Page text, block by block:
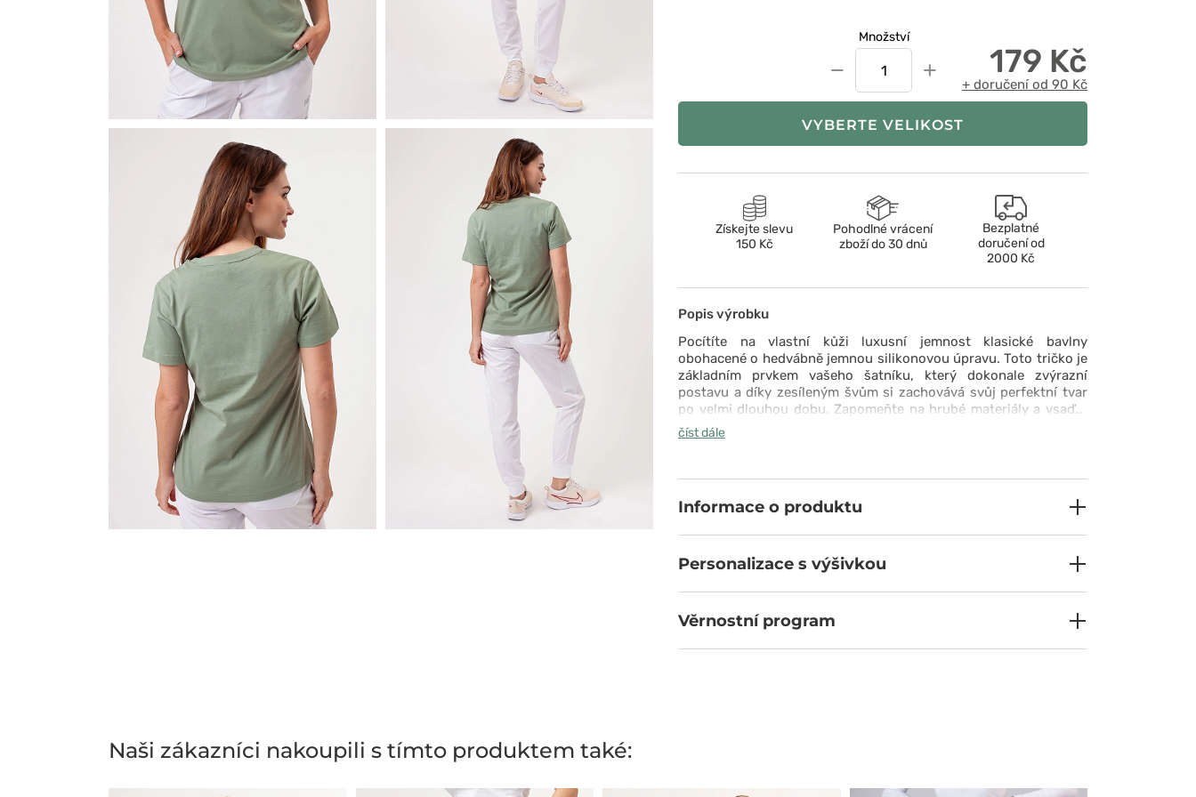
Množství
− + 179 Kč
+ doručení od 90 Kč
VYBERTE VELIKOST
Získejte slevu
150 Kč
Pohodlné vrácení
zboží do 30 dnů
Bezplatné
doručení od
2000 Kč
Popis výrobku
Pocítíte na vlastní kůži luxusní jemnost klasické bavlny
obohacené o hedvábně jemnou silikonovou úpravu. Toto tričko je
základním prvkem vašeho šatníku, který dokonale zvýrazní
postavu a díky zesíleným švům si zachovává svůj perfektní tvar
po velmi dlouhou dobu. Zapomeňte na hrubé materiály a vsaďte
na komfort, který vám dodá sebevědomí v každé situaci. Kvalitu
tohoto trička oceníte již při prvním obléknutí.
číst dále
Informace o produktu
Personalizace s výšivkou
Věrnostní program
Naši zákazníci nakoupili s tímto produktem také: